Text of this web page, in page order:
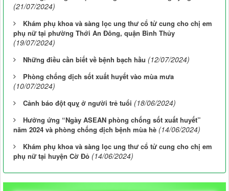
(21/07/2024)
Khám phụ khoa và sàng lọc ung thư cổ tử cung cho chị em
phụ nữ tại phường Thới An Đông, quận Bình Thủy
(19/07/2024)
Những điều cần biết về bệnh bạch hầu (12/07/2024)
Phòng chống dịch sốt xuất huyết vào mùa mưa
(10/07/2024)
Cảnh báo đột quỵ ở người trẻ tuổi (18/06/2024)
Hưởng ứng “Ngày ASEAN phòng chống sốt xuất huyết”
năm 2024 và phòng chống dịch bệnh mùa hè (14/06/2024)
Khám phụ khoa và sàng lọc ung thư cổ tử cung cho chị em
phụ nữ tại huyện Cờ Đỏ (14/06/2024)